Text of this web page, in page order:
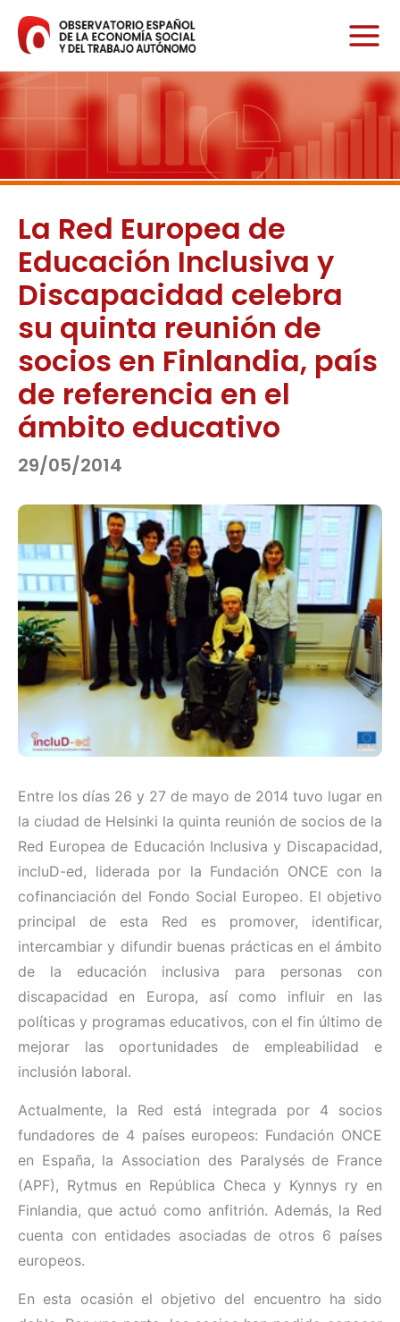
contenido
La Red Europea de
Educación Inclusiva y
Discapacidad celebra
su quinta reunión de
socios en Finlandia, país
de referencia en el
ámbito educativo
29/05/2014
Entre los días 26 y 27 de mayo de 2014 tuvo lugar en
la ciudad de Helsinki la quinta reunión de socios de la
Red Europea de Educación Inclusiva y Discapacidad,
incluD-ed, liderada por la Fundación ONCE con la
cofinanciación del Fondo Social Europeo. El objetivo
principal de esta Red es promover, identificar,
intercambiar y difundir buenas prácticas en el ámbito
de la educación inclusiva para personas con
discapacidad en Europa, así como influir en las
políticas y programas educativos, con el fin último de
mejorar las oportunidades de empleabilidad e
inclusión laboral.
Actualmente, la Red está integrada por 4 socios
fundadores de 4 países europeos: Fundación ONCE
en España, la Association des Paralysés de France
(APF), Rytmus en República Checa y Kynnys ry en
Finlandia, que actuó como anfitrión. Además, la Red
cuenta con entidades asociadas de otros 6 países
europeos.
En esta ocasión el objetivo del encuentro ha sido